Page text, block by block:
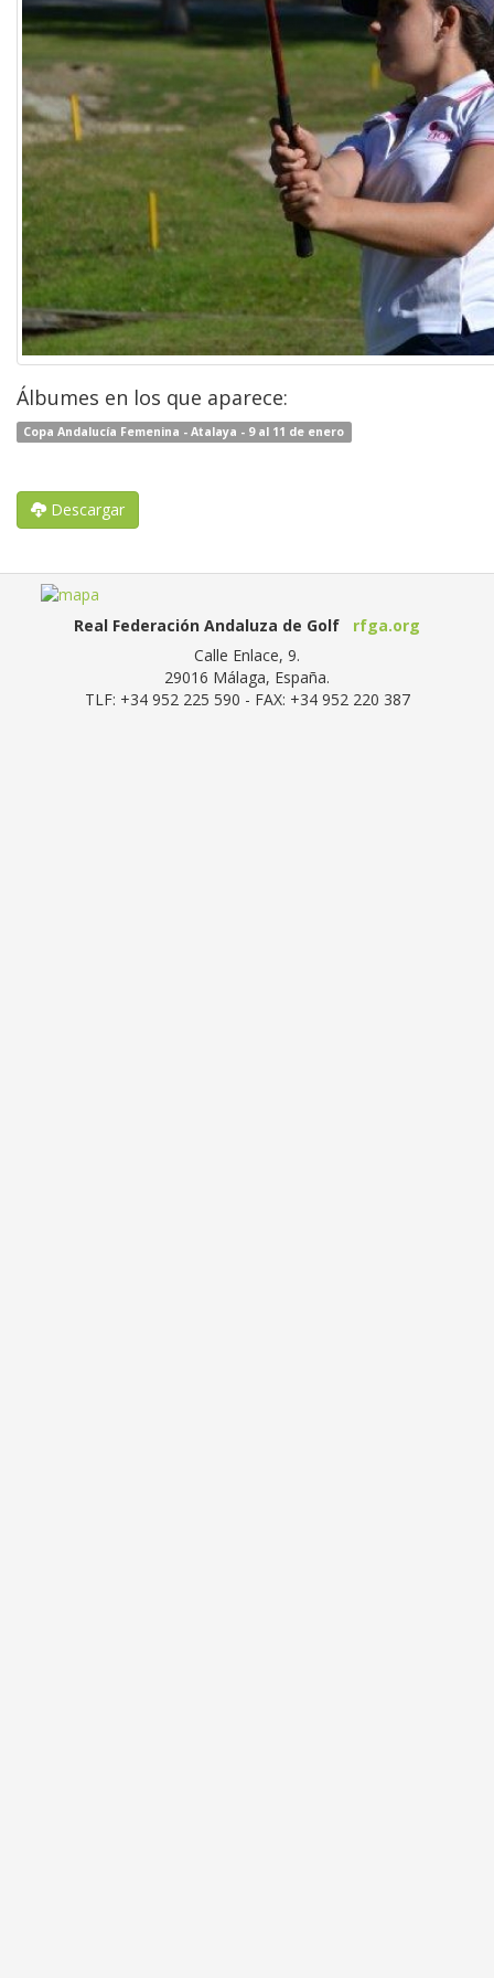
Álbumes en los que aparece:
Copa Andalucía Femenina - Atalaya - 9 al 11 de enero
Descargar
Real Federación Andaluza de Golf
rfga.org
Calle Enlace, 9.
29016 Málaga, España.
TLF: +34 952 225 590 - FAX: +34 952 220 387